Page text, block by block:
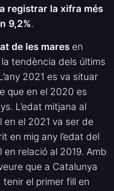
registrar la xifra més
9,2%.
de les mares en
tendència dels últims
2021 es va situar
que en el 2020 es
L’edat mitjana al
en el 2021 va ser de
en mig any l’edat del
relació al 2019. Amb
que a Catalunya
el primer fill en